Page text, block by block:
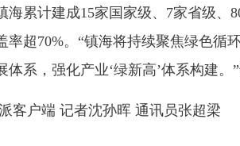
计建成15家国家级、7家省级、
率超70%。“镇海将持续聚焦绿色循
体系，强化产业‘绿新高’体系构建。
户端 记者沈孙晖 通讯员张超梁